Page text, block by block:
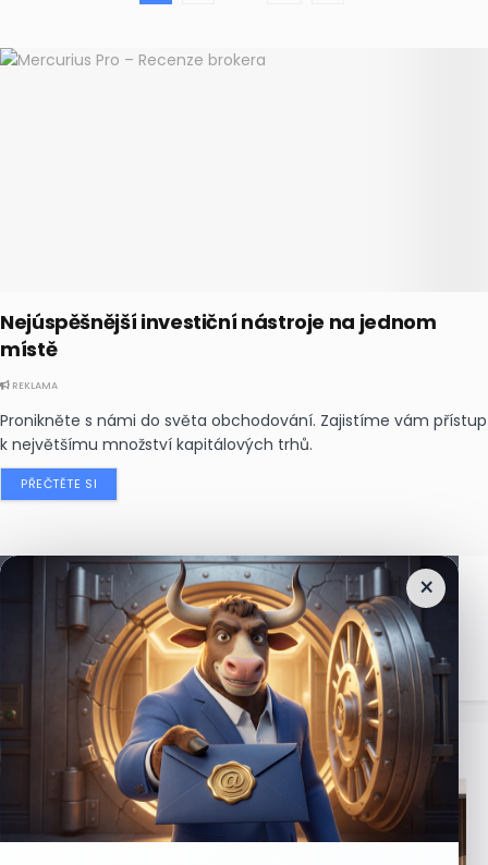
Nejúspěšnější investiční nástroje na jednom
místě
REKLAMA
Pronikněte s námi do světa obchodování. Zajistíme vám přístup
k největšímu množství kapitálových trhů.
PŘEČTĚTE SI
×
Nejčtenějšízprávy